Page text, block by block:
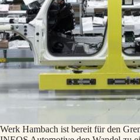
Werk Hambach ist bereit für den